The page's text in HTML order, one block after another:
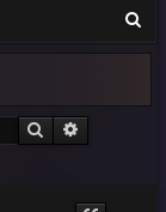
e
Rechercher